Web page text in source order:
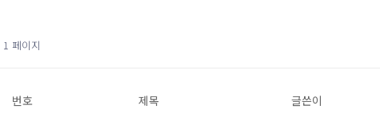
1 페이지
번호 제목 글쓴이